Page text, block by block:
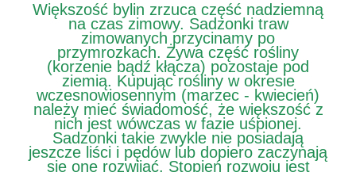
Większość bylin zrzuca część nadziemną
na czas zimowy. Sadzonki traw
zimowanych przycinamy po
przymrozkach. Żywa część rośliny
(korzenie bądź kłącza) pozostaje pod
ziemią. Kupując rośliny w okresie
wczesnowiosennym (marzec - kwiecień)
należy mieć świadomość, że większość z
nich jest wówczas w fazie uśpionej.
Sadzonki takie zwykle nie posiadają
jeszcze liści i pędów lub dopiero zaczynają
się one rozwijać. Stopień rozwoju jest